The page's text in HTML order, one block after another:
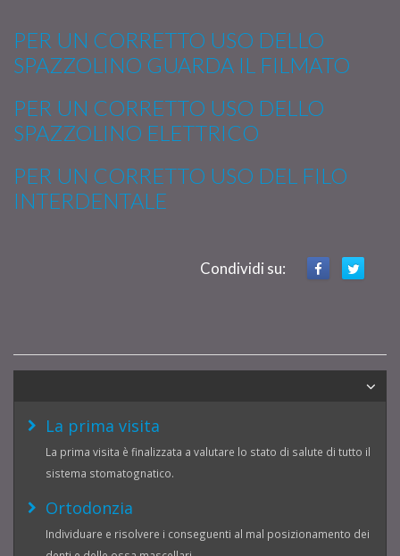
PER UN CORRETTO USO DELLO
SPAZZOLINO GUARDA IL FILMATO
PER UN CORRETTO USO DELLO
SPAZZOLINO ELETTRICO
PER UN CORRETTO USO DEL FILO
INTERDENTALE
Condividi su:
La prima visita
La prima visita è finalizzata a valutare lo stato di salute di tutto il
sistema stomatognatico.
Ortodonzia
Individuare e risolvere i conseguenti al mal posizionamento dei